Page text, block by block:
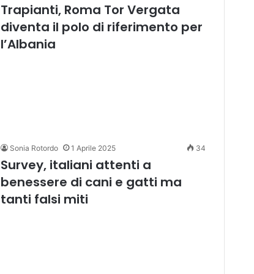
Trapianti, Roma Tor Vergata
diventa il polo di riferimento per
l’Albania
Sonia Rotordo 1 Aprile 2025 34
Survey, italiani attenti a
benessere di cani e gatti ma
tanti falsi miti